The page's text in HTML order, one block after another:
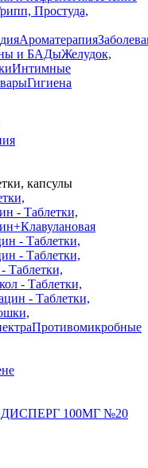
Простуда,
Ароматерапия
и БАДыЖелудок,
Интимные
Гигиена
капсулы
- Таблетки,
- Таблетки,
- Таблетки,
Таблетки,
- Таблетки,
- Таблетки,
Противомикробные
100МГ №20